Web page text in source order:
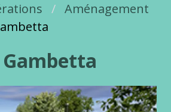
Aménagement